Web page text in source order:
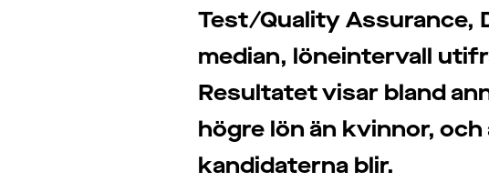
Test/Quality Assurance,
median, löneintervall
Resultatet visar bland
högre lön än kvinnor,
kandidaterna blir.